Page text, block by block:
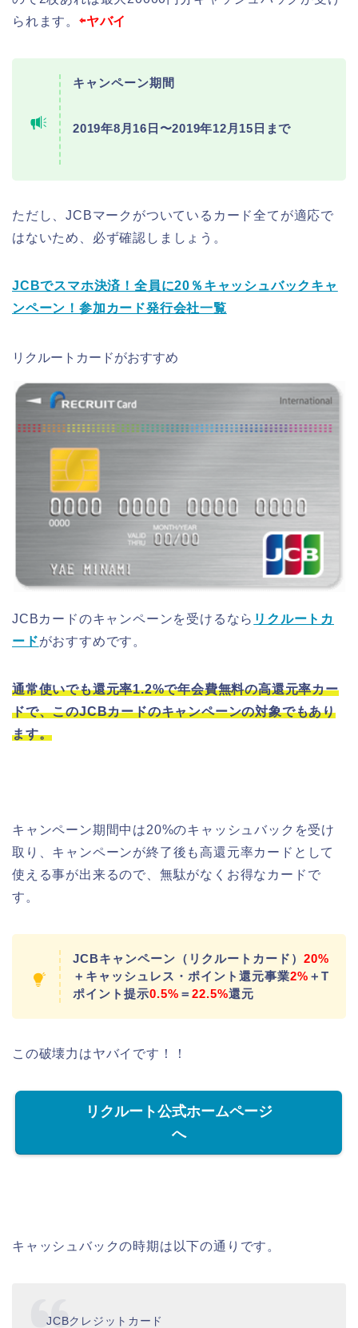
られます。 ⇦ヤバイ
キャンペーン期間
2019年8月16日〜2019年12月15日まで
ただし、JCBマークがついているカード全てが適応で
はないため、必ず確認しましょう。
JCBでスマホ決済！全員に20％キャッシュバックキャ
ンペーン！参加カード発行会社一覧
リクルートカードがおすすめ
JCBカードのキャンペーンを受けるなら リクルートカ
ードがおすすめです。
通常使いでも還元率1.2%で年会費無料の高還元率カー
ドで、このJCBカードのキャンペーンの対象でもあり
ます。
キャンペーン期間中は20%のキャッシュバックを受け
取り、キャンペーンが終了後も高還元率カードとして
使える事が出来るので、無駄がなくお得なカードで
す。
JCBキャンペーン（リクルートカード） 20%
＋キャッシュレス・ポイント還元事業2% ＋T
ポイント提示0.5% ＝ 22.5%還元
この破壊力はヤバイです！！
リクルート公式ホームページ
へ
キャッシュバックの時期は以下の通りです。
JCBクレジットカード